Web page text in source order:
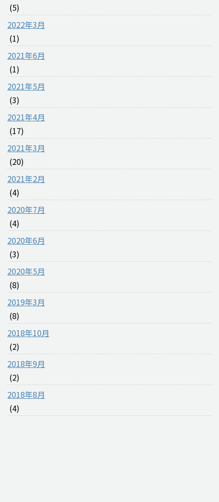
(5)
2022年3月
(1)
2021年6月
(1)
2021年5月
(3)
2021年4月
(17)
2021年3月
(20)
2021年2月
(4)
2020年7月
(4)
2020年6月
(3)
2020年5月
(8)
2019年3月
(8)
2018年10月
(2)
2018年9月
(2)
2018年8月
(4)